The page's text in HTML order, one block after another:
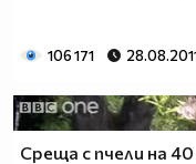
106 171
Среща с пчели на